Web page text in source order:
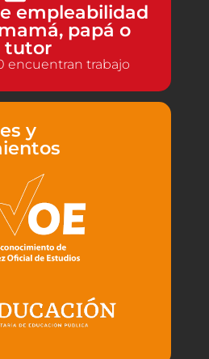
empleabilidad
papá o
tutor
encuentran trabajo
y